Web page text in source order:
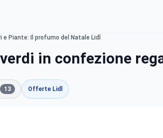
e Piante: Il profumo del Natale Lidl
in confezione
13 Offerte Lidl